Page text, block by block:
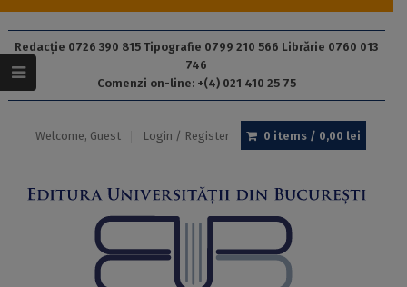
Redacție 0726 390 815 Tipografie 0799 210 566 Librărie 0760 013
746
Comenzi on-line: +(4) 021 410 25 75
Welcome, Guest Login / Register 0 items / 0,00 lei